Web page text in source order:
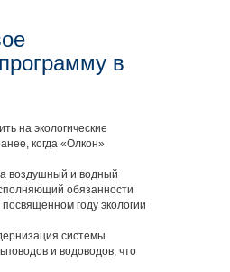
в
на экологические
когда «Олкон»
воздушный и водный
обязанности
году экологии
системы
и водоводов, что